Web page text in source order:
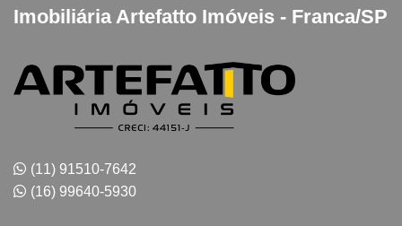
Imobiliária Artefatto Imóveis - Franca/SP
(11) 91510-7642
(16) 99640-5930